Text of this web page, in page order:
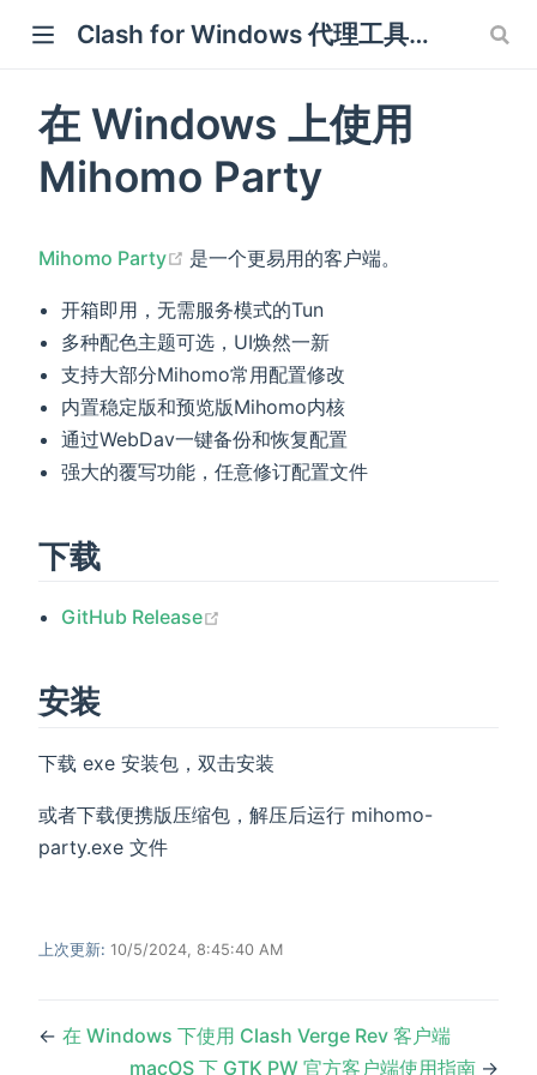
Clash for Windows 代理工具使用说明
在 Windows 上使用
Mihomo Party
Mihomo Party (opens new window)
是一个更易用的客户端。
开箱即用，无需服务模式的Tun
多种配色主题可选，UI焕然一新
支持大部分Mihomo常用配置修改
内置稳定版和预览版Mihomo内核
通过WebDav一键备份和恢复配置
强大的覆写功能，任意修订配置文件
下载
GitHub Release
安装
下载 exe 安装包，双击安装
或者下载便携版压缩包，解压后运行 mihomo-
party.exe 文件
上次更新: 10/5/2024, 8:45:40 AM
← 在 Windows 下使用 Clash Verge Rev 客户端
macOS 下 GTK PW 官方客户端使用指南 →